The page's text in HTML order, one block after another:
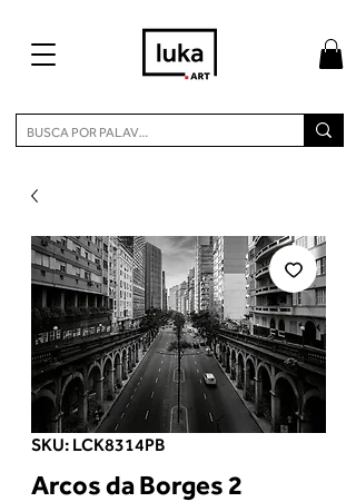
SKU: LCK8314PB
Arcos da Borges 2